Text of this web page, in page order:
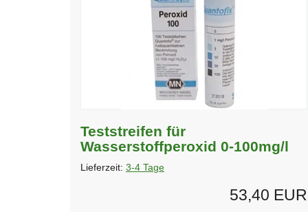
Teststreifen für
Wasserstoffperoxid 0-100mg/l
Lieferzeit: 3-4 Tage
53,40 EUR